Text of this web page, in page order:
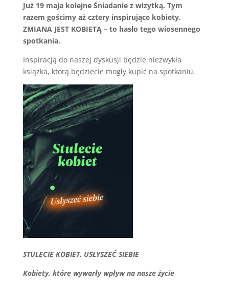
Już 19 maja kolejne Śniadanie z wizytką. Tym
razem gościmy aż cztery inspirujące kobiety.
ZMIANA JEST KOBIETĄ – to hasło tego wiosennego
spotkania.
Inspiracją do naszej dyskusji będzie niezwykła
książka, którą będziecie mogły kupić na spotkaniu.
STULECIE KOBIET. USŁYSZEĆ SIEBIE
Kobiety, które wywarły wpływ na nasze życie